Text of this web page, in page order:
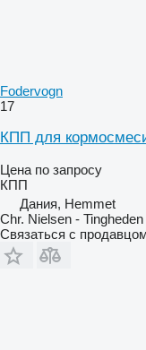
Fodervogn
17
КПП для
Цена по запросу
КПП
Дания, Hemmet
Chr. Nielsen - Tingheden
Связаться с